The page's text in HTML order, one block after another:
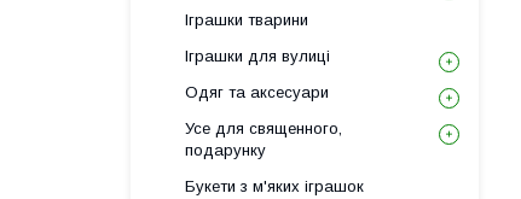
Іграшки тварини
Іграшки для вулиці
Одяг та аксесуари
Усе для священного,
подарунку
Букети з м'яких іграшок